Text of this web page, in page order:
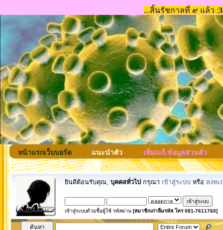
หน้าแรกเว็บบอร์ด แนะนำตัว เพิ่ม/แก้.ข้อมูลส่วนตัว
ยินดีต้อนรับคุณ, บุคคลทั่วไป กรุณา เข้าสู่ระบบ หรือ ลงทะ
เข้าสู่ระบบด้วยชื่อผู้ใช้ รหัสผ่าน [สมาชิกเก่าลืมรหัส โทร 081-7611760]